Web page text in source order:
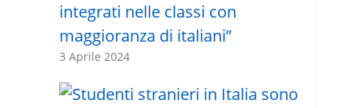
integrati nelle classi con
maggioranza di italiani”
3 Aprile 2024